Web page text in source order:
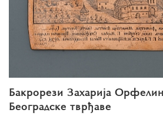
Бакрорези Захарија
Београдске тврђаве